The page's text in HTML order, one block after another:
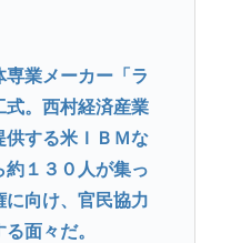
業メーカー「ラ
式。西村経済産業
供する米ＩＢＭな
約１３０人が集っ
に向け、官民協力
面々だ。